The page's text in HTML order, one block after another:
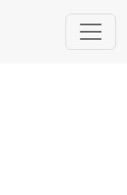
de sífilis